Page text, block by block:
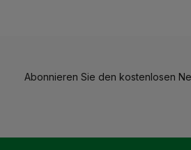
Abonnieren Sie den kostenlosen